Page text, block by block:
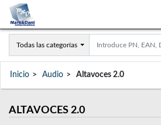
Todas las categorías
Inicio Audio Altavoces 2.0
ALTAVOCES 2.0